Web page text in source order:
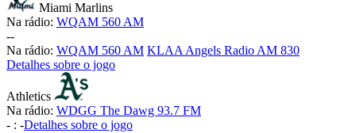
Miami Marlins
Na rádio: WQAM 560 AM
--
Na rádio: WQAM 560 AM KLAA Angels Radio AM 830
Detalhes sobre o jogo
Athletics
Na rádio: WDGG The Dawg 93.7 FM
- : -Detalhes sobre o jogo